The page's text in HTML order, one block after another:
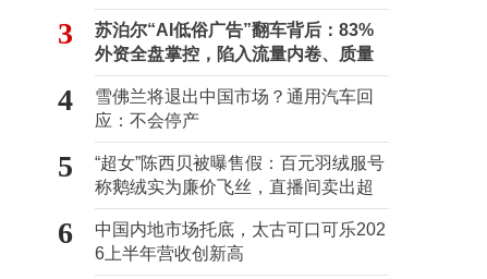
3
苏泊尔“AI低俗广告”翻车背后：83%
外资全盘掌控，陷入流量内卷、质量
频发的负循环
4
雪佛兰将退出中国市场？通用汽车回
应：不会停产
5
“超女”陈西贝被曝售假：百元羽绒服号
称鹅绒实为廉价飞丝，直播间卖出超
百万元
6
中国内地市场托底，太古可口可乐202
6上半年营收创新高